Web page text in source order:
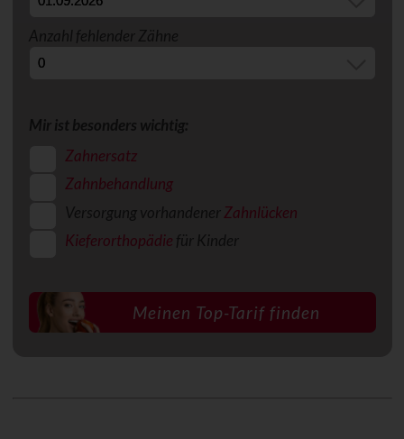
Anzahl fehlender Zähne
Mir ist besonders wichtig:
Zahnersatz
Zahnbehandlung
Versorgung vorhandenerZahnlücken
Kieferorthopädie für Kinder